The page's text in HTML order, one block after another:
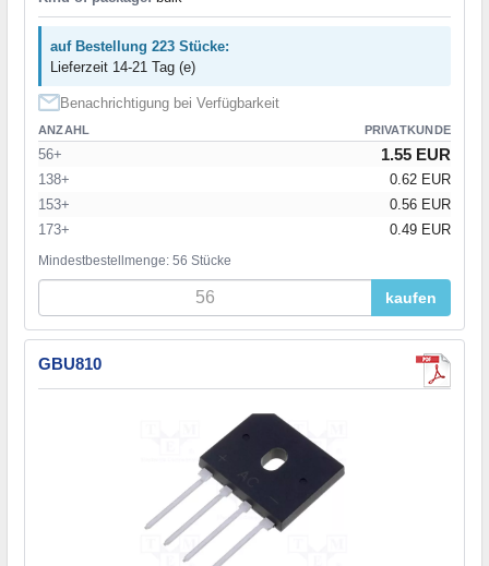
auf Bestellung 223 Stücke:
Lieferzeit 14-21 Tag (e)
Benachrichtigung bei Verfügbarkeit
ANZAHL PRIVATKUNDE
56+ 1.55 EUR
138+
0.62 EUR
153+
0.56 EUR
173+
0.49 EUR
Mindestbestellmenge: 56 Stücke
kaufen
GBU810